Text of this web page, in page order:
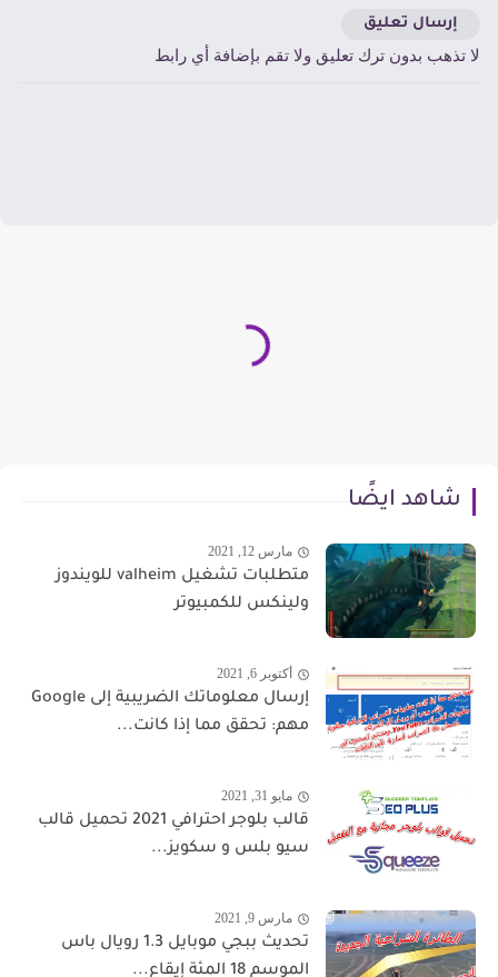
إرسال تعليق
تذهب بدون ترك تعليق ولا تقم بإضافة أي رابط
شاهد ايضًا
مارس 12, 2021
متطلبات تشغيل valheim للويندوز
ولينكس للكمبيوتر
أكتوبر 6, 2021
إرسال معلوماتك الضريبية إلى Google
مهم: تحقق مما إذا كانت...
مايو 31, 2021
قالب بلوجر احترافي 2021 تحميل قالب
سيو بلس و سكويز...
مارس 9, 2021
تحديث ببجي موبايل 1.3 رويال باس
الموسم 18 المئة إيقاع...